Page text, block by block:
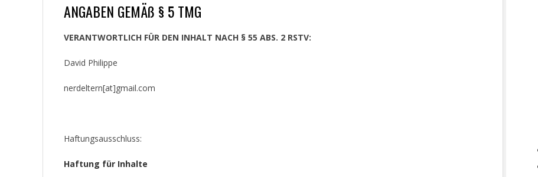
ANGABEN GEMÄß § 5 TMG
VERANTWORTLICH FÜR DEN INHALT NACH § 55 ABS. 2 RSTV:
David Philippe
nerdeltern[at]gmail.com
Haftungsausschluss:
Haftung für Inhalte